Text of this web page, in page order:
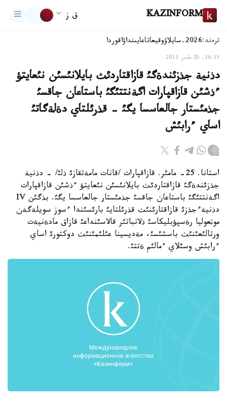
KAZINFORM ق ز
ترەند:2026-سايلاۋ وقيعاتاعايىنداۋاقوردا
16:15, 25 مامىر 2011
دذنية جذزئندةگئ قازاقتاردئث بايلانئسئن نئعايتؤ
ءذشئن قازاقپارات اگةنتتئگئ باستاعان جاقسئ
جذمئستار جالعاسسا يگئ - قذرئلتاي دةلةگاتئ
اساي ءرابئش
استانا. 25- مامئر. قازاقپارات /قانات مامةتقازئ ذلئ/ - دذنية
جذزئندةگئ قازاقتاردئث بايلانئسئن نئعايتؤ ءذشئن قازاقپارات
اگةنتتئگئ باستاعان جاقسئ جذمئستار جالعاسسا يگئ. بذگئن IV
دذنيةءجذزئ قازاقتارئنئث قذرئلتايئ بارئسئندا ءسوز سويلةگةن
موثعوليا رةسپؤبليكاسئ ذلانباتئر قالاسئنداعئ قازاق مادةنيةت
ورتالئعئنئث باسشئسئ، مةديسينا عئلئمئنئث دوكتورئ اساي
ءرابئش وسئلاي ءمالئم ةتتئ.